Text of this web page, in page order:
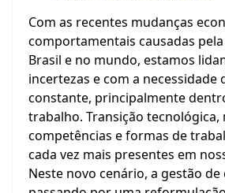
Com as recentes mudanças
comportamentais causadas
Brasil e no mundo, estamos
incertezas e com a necessidade
constante, principalmente
trabalho. Transição tecnológica,
competências e formas de
cada vez mais presentes em
Neste novo cenário, a gestão de